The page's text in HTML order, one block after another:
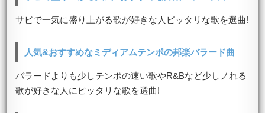
サビで一気に盛り上がる歌が好きな人ピッタリな歌を選曲!
人気&おすすめなミディアムテンポの邦楽バラード曲
バラードよりも少しテンポの速い歌やR&Bなど少しノれる
歌が好きな人にピッタリな歌を選曲!